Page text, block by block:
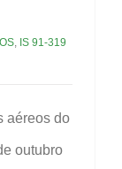
, IS 91-319
aéreos do
outubro